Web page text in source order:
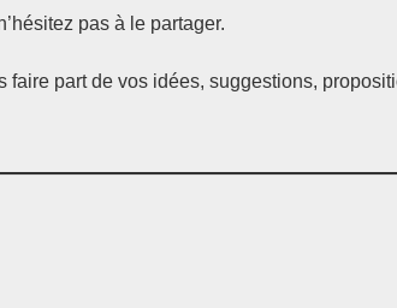
pas à le partager.
faire part de vos idées, suggestions,